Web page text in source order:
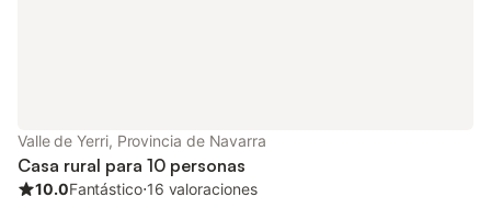
Valle de Yerri, Provincia de Navarra
Casa rural para 10 personas
10.0Fantástico⋅16 valoraciones